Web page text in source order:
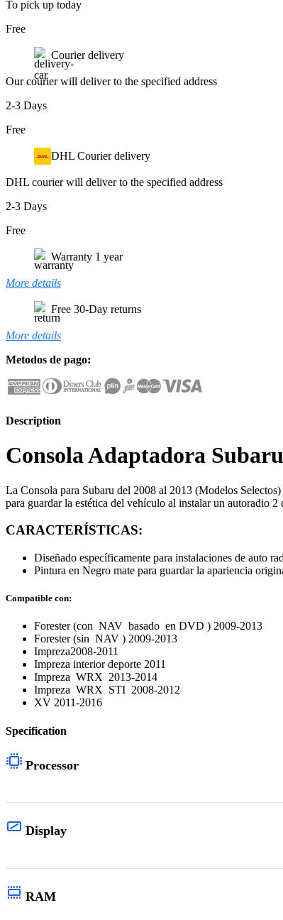
To pick up today
Free
Courier delivery
Our courier will deliver to the specified address
2-3 Days
Free
DHL Courier delivery
DHL courier will deliver to the specified address
2-3 Days
Free
Warranty 1 year
More details
Free 30-Day returns
More details
Metodos de pago:
Description
Consola Adaptadora
La Consola para Subaru del 2008 al 2013 (Modelos
para guardar la estética del vehículo al instalar un autoradio
CARACTERÍSTICAS:
Diseñado específicamente para instalaciones de auto
Pintura en Negro mate para guardar la apariencia
Compatible con:
Forester (con NAV basado en DVD ) 2009-2013
Forester (sin NAV ) 2009-2013
Impreza2008-2011
Impreza interior deporte 2011
Impreza WRX 2013-2014
Impreza WRX STI 2008-2012
XV 2011-2016
Specification
Processor
Display
RAM